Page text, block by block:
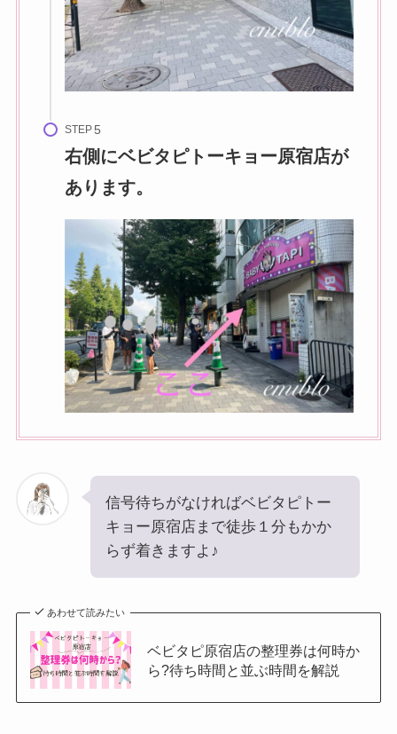
STEP
右側にベビタピトーキョー原宿店が
あります。
信号待ちがなければベビタピトー
キョー原宿店まで徒歩１分もかか
らず着きますよ♪
あわせて読みたい
ベビタピ原宿店の整理券は何時か
ら?待ち時間と並ぶ時間を解説